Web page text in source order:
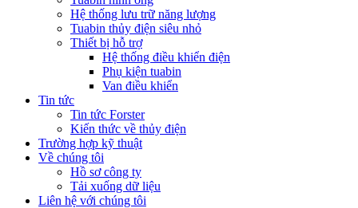
Hệ thống lưu trữ năng lượng
Tuabin thủy điện siêu nhỏ
Thiết bị hỗ trợ
Hệ thống điều khiển điện
Phụ kiện tuabin
Van điều khiển
Tin tức
Tin tức Forster
Kiến thức về thủy điện
Trường hợp kỹ thuật
Về chúng tôi
Hồ sơ công ty
Tải xuống dữ liệu
Liên hệ với chúng tôi